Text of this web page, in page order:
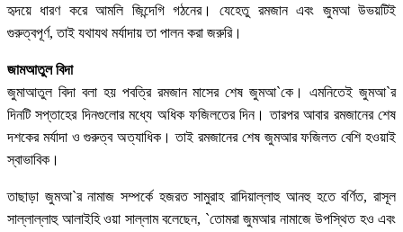
হৃদয়ে ধারণ করে আমলি জিন্দেগি গঠনের। যেহেতু রমজান এবং জুমআ উভয়টিই
গুরুত্বপূর্ণ, তাই যথাযথ মর্যাদায় তা পালন করা জরুরি।
জামআতুল বিদা
জুমাআতুল বিদা বলা হয় পবত্রি রমজান মাসের শেষ জুমআ`কে। এমনিতেই জুমআ`র
দিনটি সপ্তাহের দিনগুলোর মধ্যে অধিক ফজিলতের দিন। তারপর আবার রমজানের শেষ
দশকের মর্যাদা ও গুরুত্ব অত্যাধিক। তাই রমজানের শেষ জুমআর ফজিলত বেশি হওয়াই
স্বাভাবিক।
তাছাড়া জুমআ`র নামাজ সম্পর্কে হজরত সামুরাহ রাদিয়াল্লাহু আনহু হতে বর্ণিত, রাসূল
সাল্লাল্লাহু আলাইহি ওয়া সাল্লাম বলেছেন, `তোমরা জুমআর নামাজে উপস্থিত হও এবং